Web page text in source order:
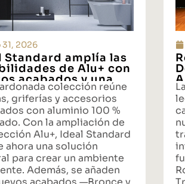
2026
Standard amplía las
de Alu+ con
acabados y una
integral de
colección reúne
griferías y accesorios
con aluminio 100 %
Con la ampliación de
Alu+, Ideal Standard
ahora una solución
para crear un ambiente
Además, se añaden